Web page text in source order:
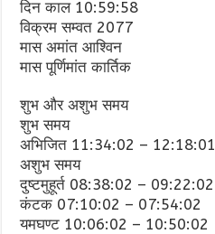
दिन काल 10:59:58
विक्रम सम्वत 2077
मास अमांत आश्विन
मास पूर्णिमांत कार्तिक
शुभ और अशुभ समय
शुभ समय
अभिजित 11:34:02 – 12:18:01
अशुभ समय
दुष्टमुहूर्त 08:38:02 – 09:22:02
कंटक 07:10:02 – 07:54:02
यमघण्ट 10:06:02 – 10:50:02